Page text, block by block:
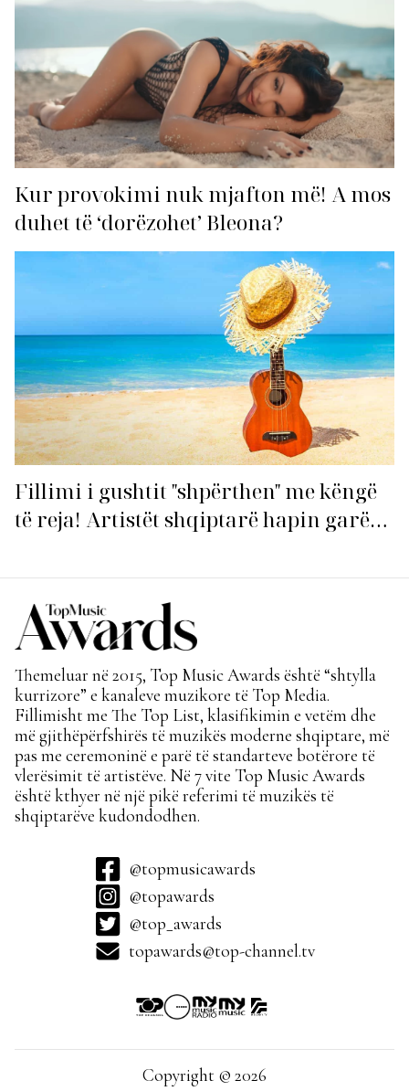
Kur provokimi nuk mjafton më! A mos
duhet të ‘dorëzohet’ Bleona?
Fillimi i gushtit "shpërthen" me këngë
të reja! Artistët shqiptarë hapin garën
Themeluar në 2015, Top Music Awards është “shtylla
kurrizore” e kanaleve muzikore të Top Media.
Fillimisht me The Top List, klasifikimin e vetëm dhe
më gjithëpërfshirës të muzikës moderne shqiptare, më
pas me ceremoninë e parë të standarteve botërore të
vlerësimit të artistëve. Në 7 vite Top Music Awards
është kthyer në një pikë referimi të muzikës të
shqiptarëve kudondodhen.
@topmusicawards
@topawards
@top_awards
topawards@top-channel.tv
Copyright © 2026